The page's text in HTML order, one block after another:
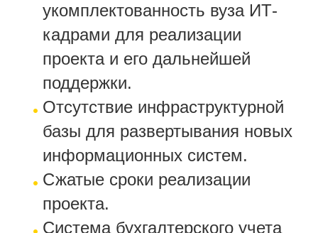
укомплектованность вуза ИТ-
кадрами для реализации
проекта и его дальнейшей
поддержки.
Отсутствие инфраструктурной
базы для развертывания новых
информационных систем.
Сжатые сроки реализации
проекта.
Система бухгалтерского учета